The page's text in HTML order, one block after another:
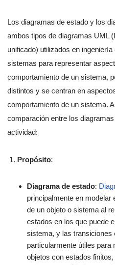
Los diagramas de estado y los
ambos tipos de diagramas UML
unificado) utilizados en
sistemas para representar
comportamiento de un sistema,
distintos y se centran en
comportamiento de un sistema.
comparación entre los
actividad:
Propósito:
Diagrama de estado:
principalmente en modelar
de un objeto o sistema al
estados en los que puede
sistema, y las transiciones
particularmente útiles para
objetos con estados